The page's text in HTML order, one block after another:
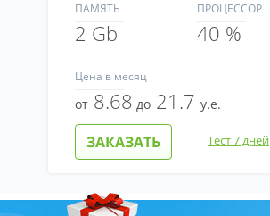
ПАМЯТЬ
2 Gb
ПРОЦЕССОР
40 %
Цена в месяц
от 8.68 до 21.7 у.е.
ЗАКАЗАТЬ Тест 7 дней